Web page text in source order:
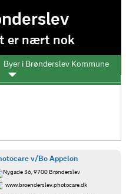
er nært nok
Byer i Brønderslev Kommune
v/Bo Appelon
Nygade 36, 9700 Brønderslev
www.broenderslev.photocare.dk